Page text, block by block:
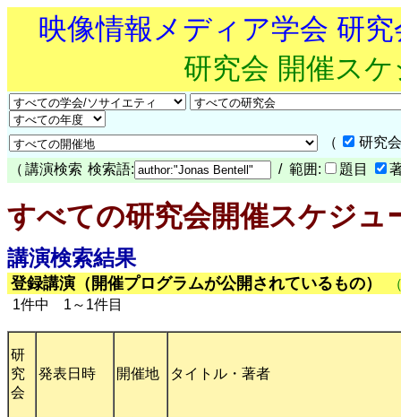
映像情報メディア学会 研
研究会 開催ス
（
研究
（ 講演検索 検索語: / 範囲: 題目
すべての研究会開催スケジュ
講演検索結果
登録講演（開催プログラムが公開されているもの）
1件中 1～1件目
研
究
会
発表日時 開催地 タイトル・著者